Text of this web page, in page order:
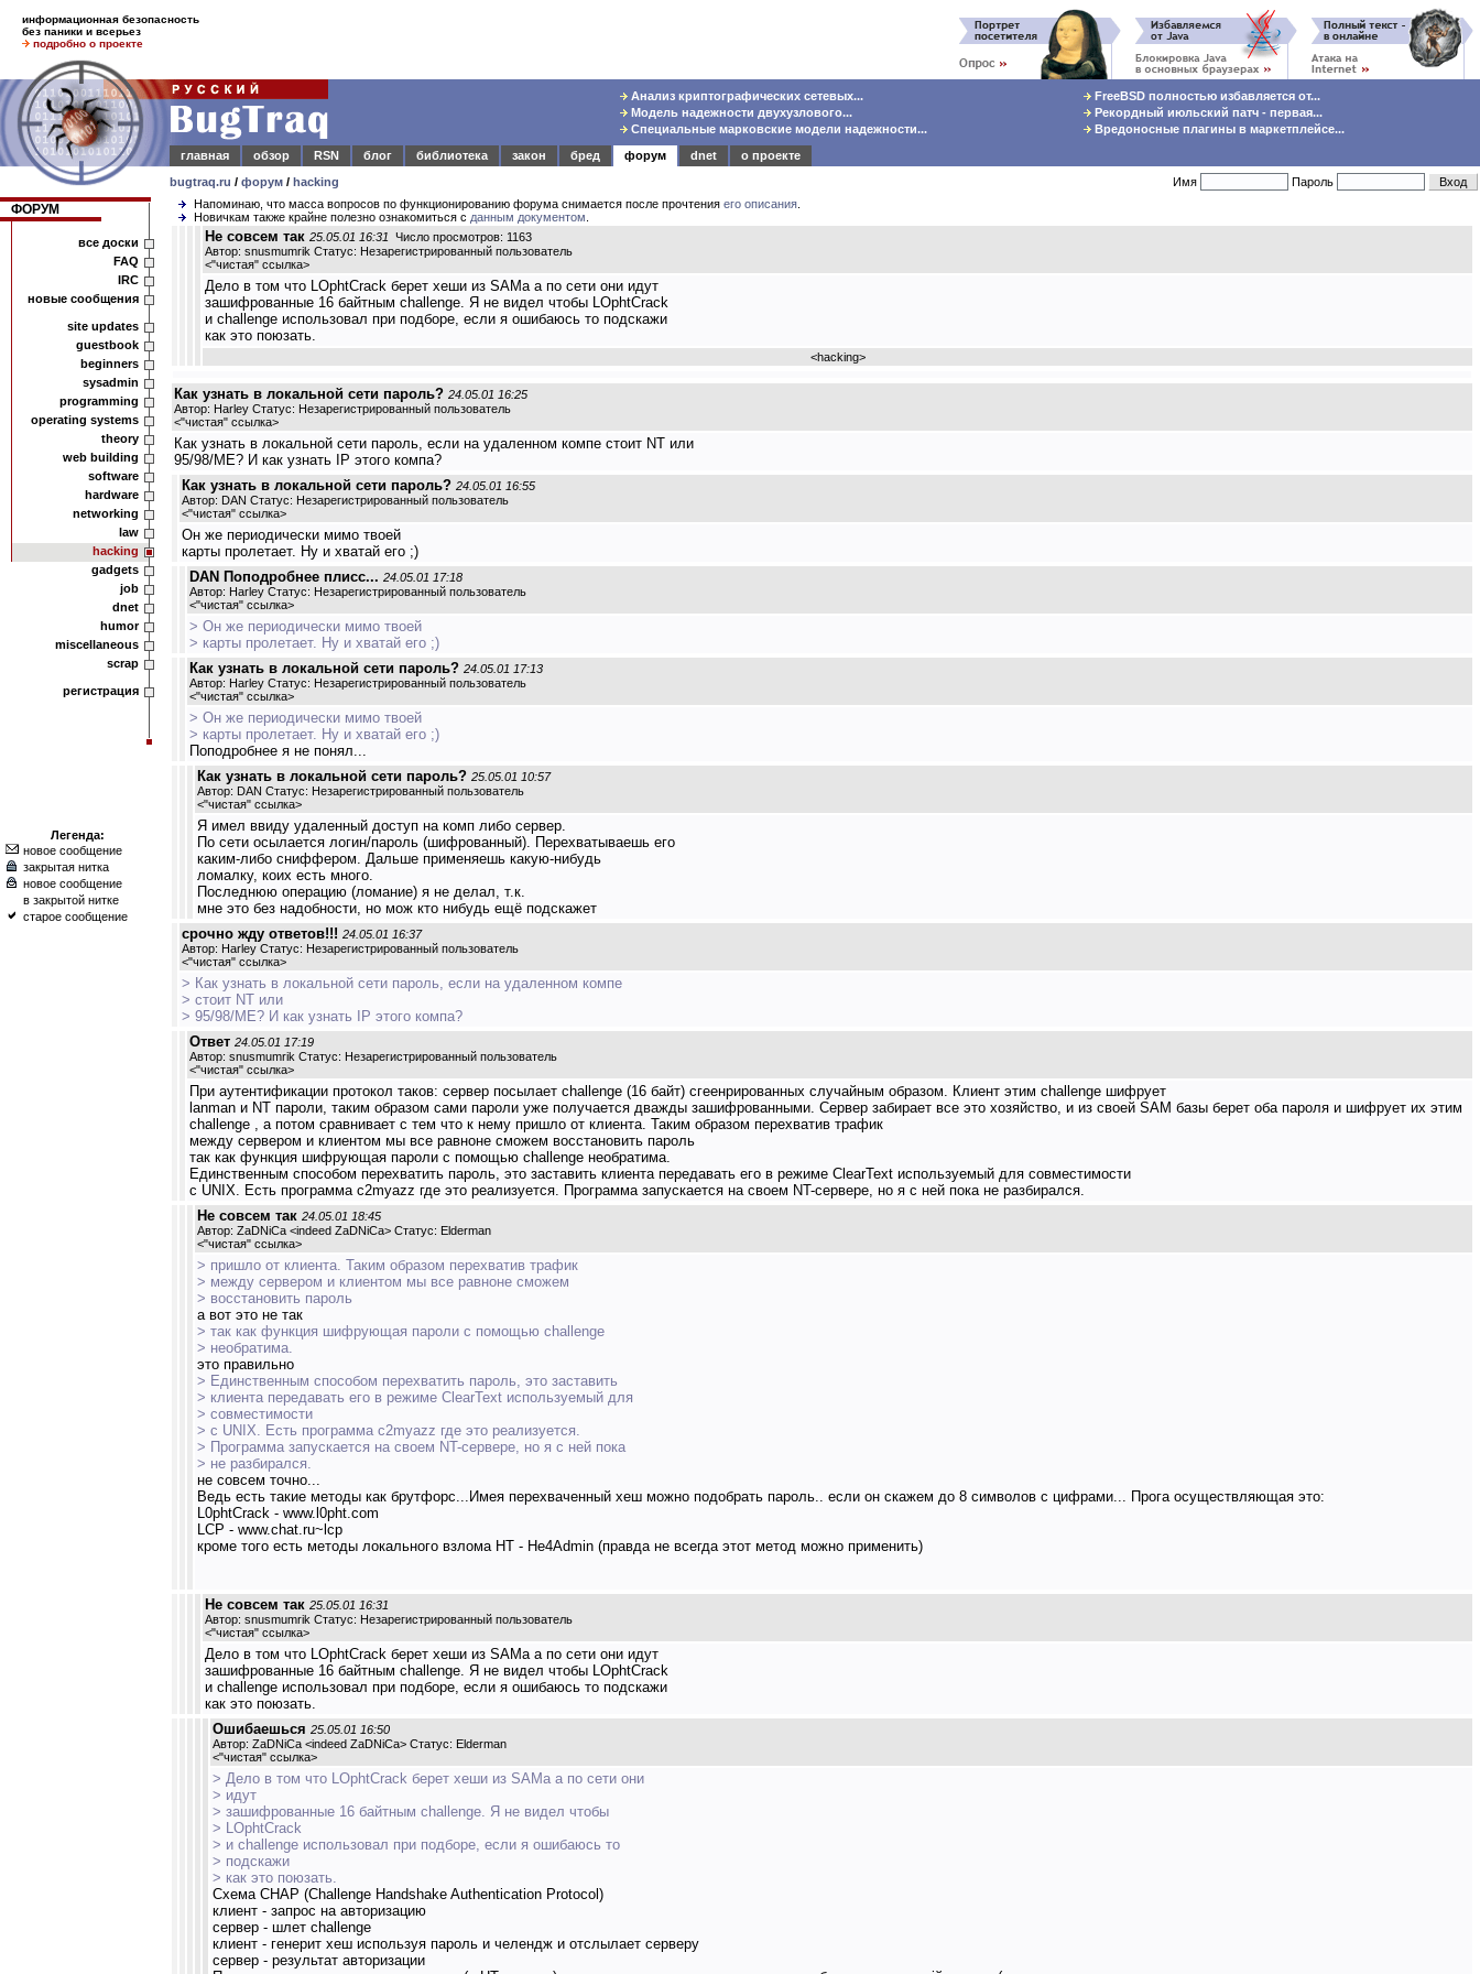
информационная безопасность
без паники и всерьез
подробно о проекте
Анализ криптографических сетевых...
Модель надежности двухузлового...
Специальные марковские модели надежности...
FreeBSD полностью избавляется от...
Рекордный июльский патч - первая...
Вредоносные плагины в маркетплейсе...
главная
обзор RSN блог библиотека закон бред форум dnet
о проекте
bugtraq.ru / форум / hacking Имя Пароль
ФОРУМ
все доски
FAQ
IRC
новые сообщения
site updates
guestbook
beginners
sysadmin
programming
operating systems
theory
web building
software
hardware
networking
law
hacking
gadgets
job
dnet
humor
miscellaneous
scrap
регистрация
Легенда:
новое сообщение
закрытая нитка
новое сообщение
в закрытой нитке
старое сообщение
Напоминаю, что масса вопросов по функционированию форума снимается после прочтения его описания
Новичкам также крайне полезно ознакомиться с данным документом
Не совсем так 25.05.01 16:31 Число просмотров: 1163
Автор: snusmumrik Статус: Незарегистрированный пользователь
<"чистая" ссылка>
Дело в том что LOphtCrack берет хеши из SAMа а по сети они идут
зашифрованные 16 байтным challenge. Я не видел чтобы LOphtCrack
и challenge использовал при подборе, если я ошибаюсь то подскажи
как это поюзать.
<hacking>
Как узнать в локальной сети пароль? 24.05.01 16:25
Автор: Harley Статус: Незарегистрированный пользователь
<"чистая" ссылка>
Как узнать в локальной сети пароль, если на удаленном компе стоит NT или
95/98/МЕ? И как узнать IP этого компа?
Как узнать в локальной сети пароль? 24.05.01 16:55
Автор: DAN Статус: Незарегистрированный пользователь
<"чистая" ссылка>
Он же периодически мимо твоей
карты пролетает. Ну и хватай его ;)
DAN Поподробнее плисс... 24.05.01 17:18
Автор: Harley Статус: Незарегистрированный пользователь
<"чистая" ссылка>
> Он же периодически мимо твоей
> карты пролетает. Ну и хватай его ;)
Как узнать в локальной сети пароль? 24.05.01 17:13
Автор: Harley Статус: Незарегистрированный пользователь
<"чистая" ссылка>
> Он же периодически мимо твоей
> карты пролетает. Ну и хватай его ;)
Поподробнее я не понял...
Как узнать в локальной сети пароль? 25.05.01 10:57
Автор: DAN Статус: Незарегистрированный пользователь
<"чистая" ссылка>
Я имел ввиду удаленный доступ на комп либо сервер.
По сети осылается логин/пароль (шифрованный). Перехватываешь его
каким-либо сниффером. Дальше применяешь какую-нибудь
ломалку, коих есть много.
Последнюю операцию (ломание) я не делал, т.к.
мне это без надобности, но мож кто нибудь ещё подскажет
срочно жду ответов!!! 24.05.01 16:37
Автор: Harley Статус: Незарегистрированный пользователь
<"чистая" ссылка>
> Как узнать в локальной сети пароль, если на удаленном компе
> стоит NT или
> 95/98/МЕ? И как узнать IP этого компа?
Ответ 24.05.01 17:19
Автор: snusmumrik Статус: Незарегистрированный пользователь
<"чистая" ссылка>
При аутентификации протокол таков: сервер посылает challenge (16 байт) сгеенрированных случайным образом. Клиент этим challenge шифрует
lanman и NT пароли, таким образом сами пароли уже получается дважды зашифрованными. Сервер забирает все это хозяйство, и из своей SAM базы берет оба пароля и шифрует их этим
challenge , а потом сравнивает с тем что к нему пришло от клиента. Таким образом перехватив трафик
между сервером и клиентом мы все равноне сможем восстановить пароль
так как функция шифрующая пароли с помощью challenge необратима.
Единственным способом перехватить пароль, это заставить клиента передавать его в режиме ClearText используемый для совместимости
с UNIX. Есть программа c2myazz где это реализуется. Программа запускается на своем NT-сервере, но я с ней пока не разбирался.
Не совсем так 24.05.01 18:45
Автор: ZaDNiCa <indeed ZaDNiCa> Статус: Elderman
<"чистая" ссылка>
> пришло от клиента. Таким образом перехватив трафик
> между сервером и клиентом мы все равноне сможем
> восстановить пароль
а вот это не так
> так как функция шифрующая пароли с помощью challenge
> необратима.
это правильно
> Единственным способом перехватить пароль, это заставить
> клиента передавать его в режиме ClearText используемый для
> совместимости
> с UNIX. Есть программа c2myazz где это реализуется.
> Программа запускается на своем NT-сервере, но я с ней пока
> не разбирался.
не совсем точно...
Ведь есть такие методы как брутфорс...Имея перехваченный хеш можно подобрать пароль.. если он скажем до 8 символов с цифрами... Прога осуществляющая это:
L0phtCrack - www.l0pht.com
LCP - www.chat.ru~lcp
кроме того есть методы локального взлома НТ - He4Admin (правда не всегда этот метод можно применить)
Не совсем так 25.05.01 16:31
Автор: snusmumrik Статус: Незарегистрированный пользователь
<"чистая" ссылка>
Дело в том что LOphtCrack берет хеши из SAMа а по сети они идут
зашифрованные 16 байтным challenge. Я не видел чтобы LOphtCrack
и challenge использовал при подборе, если я ошибаюсь то подскажи
как это поюзать.
Ошибаешься 25.05.01 16:50
Автор: ZaDNiCa <indeed ZaDNiCa> Статус: Elderman
<"чистая" ссылка>
> Дело в том что LOphtCrack берет хеши из SAMа а по сети они
> идут
> зашифрованные 16 байтным challenge. Я не видел чтобы
> LOphtCrack
> и challenge использовал при подборе, если я ошибаюсь то
> подскажи
> как это поюзать.
Схема CHAP (Challenge Handshake Authentication Protocol)
клиент - запрос на авторизацию
сервер - шлет challenge
клиент - генерит хеш используя пароль и челендж и отслылает серверу
сервер - результат авторизации